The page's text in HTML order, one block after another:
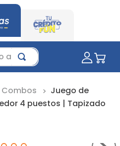
Combos
Juego de
4 puestos | Tapizado